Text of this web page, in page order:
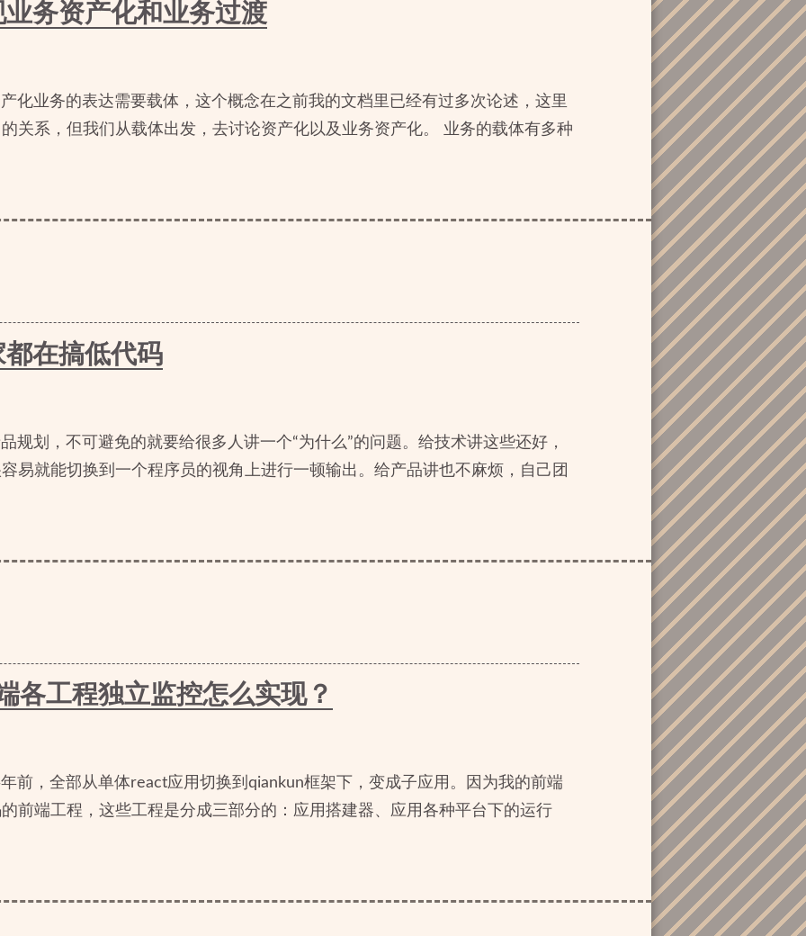
务资产化和业务过渡
化业务的表达需要载体，这个概念在之前我的文档里已经有过多次论述，这里
关系，但我们从载体出发，去讨论资产化以及业务资产化。 业务的载体有多种
在搞低代码
规划，不可避免的就要给很多人讲一个“为什么”的问题。给技术讲这些还好，
易就能切换到一个程序员的视角上进行一顿输出。给产品讲也不麻烦，自己团
各工程独立监控怎么实现？
前，全部从单体react应用切换到qiankun框架下，变成子应用。因为我的前端
前端工程，这些工程是分成三部分的：应用搭建器、应用各种平台下的运行